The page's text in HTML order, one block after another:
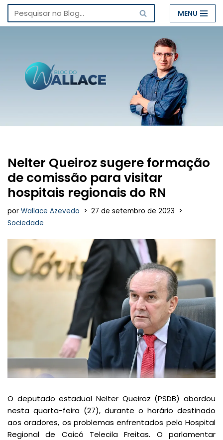
Pular
conteúdo
MENU
Nelter Queiroz sugere formação
de comissão para visitar
hospitais regionais do RN
por Wallace Azevedo
27 de setembro de 2023
Sociedade
O deputado estadual Nelter Queiroz (PSDB) abordou
nesta quarta-feira (27), durante o horário destinado
aos oradores, os problemas enfrentados pelo Hospital
Regional de Caicó Telecila Freitas. O parlamentar